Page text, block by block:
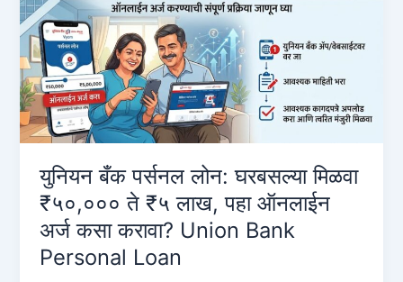
झटपट
मिळवा
₹२०
लाखांपर्यंत
कर्ज,
संपूर्ण
पेपरलेस
प्रक्रिया
Bank
of
Baroda
Personal
युनियन बँक पर्सनल लोन: घरबसल्या मिळवा
₹५०,००० ते ₹५ लाख, पहा ऑनलाईन
अर्ज कसा करावा? Union Bank
Personal Loan